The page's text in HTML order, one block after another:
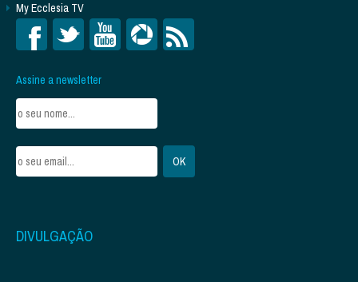
My Ecclesia TV
Assine a newsletter
DIVULGAÇÃO